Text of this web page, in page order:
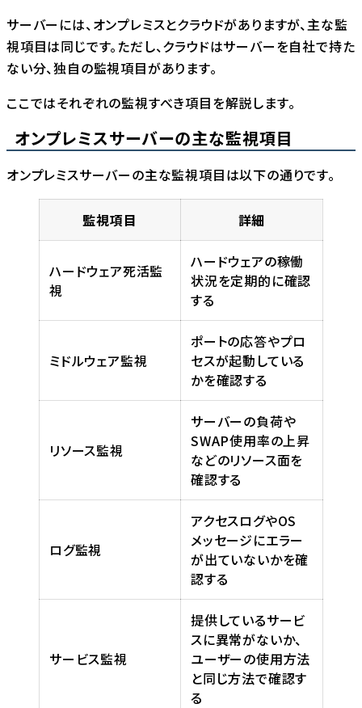
サーバーには、オンプレミスとクラウドがありますが、主な監
視項目は同じです。ただし、クラウドはサーバーを自社で持た
ない分、独自の監視項目があります。
ここではそれぞれの監視すべき項目を解説します。
オンプレミスサーバーの主な監視項目
オンプレミスサーバーの主な監視項目は以下の通りです。
監視項目 詳細
ハードウェア死活監
視
ハードウェアの稼働
状況を定期的に確認
する
ミドルウェア監視
ポートの応答やプロ
セスが起動している
かを確認する
リソース監視
サーバーの負荷や
SWAP使用率の上昇
などのリソース面を
確認する
ログ監視
アクセスログやOS
メッセージにエラー
が出ていないかを確
認する
サービス監視
提供しているサービ
スに異常がないか、
ユーザーの使用方法
と同じ方法で確認す
る